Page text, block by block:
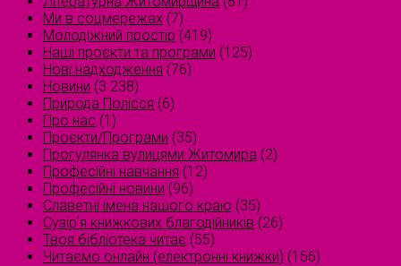
Ми в соцмережах (7)
Молодіжний простір (419)
Наші проєкти та програми (125)
Нові надходження (76)
Новини (3 238)
Природа Полісся (6)
Про нас (1)
Проєкти/Програми (35)
Прогулянка вулицями Житомира (2)
Професійні навчання (12)
Професійні новини (96)
Славетні імена нашого краю (35)
Сузірʼя книжкових благодійників (26)
Твоя бібліотека читає (55)
Читаємо онлайн (електронні книжки) (156)